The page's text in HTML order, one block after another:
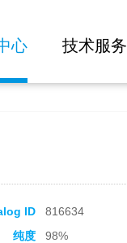
心 技术服务
ID 816634
纯度
98%